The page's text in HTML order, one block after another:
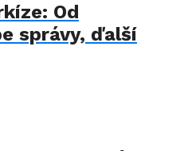
Od
správy, ďalší